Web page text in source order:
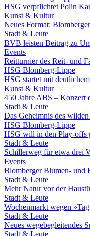
HSG verpflichtet Polin
Kunst & Kultur
Neues Format:
Stadt & Leute
BVB leisten Beitrag zu
Events
Reitturnier des Reit- und
HSG Blomberg-Lippe
HSG startet mit
Kunst & Kultur
450 Jahre ABS – Konzert
Stadt & Leute
Das Geheimnis des
HSG Blomberg-Lippe
HSG will in den Play-offs
Stadt & Leute
Schillerweg für etwa drei
Events
Blomberger Blumen- und
Stadt & Leute
Mehr Natur vor der
Stadt & Leute
Wochenmarkt wegen
Stadt & Leute
Neues wegebegleitendes
Stadt & Leute